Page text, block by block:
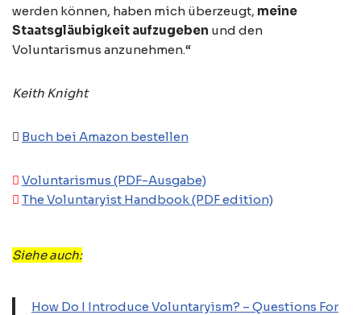
werden können, haben mich überzeugt, meine
Staatsgläubigkeit aufzugeben und den
Voluntarismus anzunehmen.“
Keith Knight
Buch bei Amazon bestellen
Voluntarismus (PDF-Ausgabe)
The Voluntaryist Handbook (PDF edition)
Siehe auch:
How Do I Introduce Voluntaryism? – Questions For